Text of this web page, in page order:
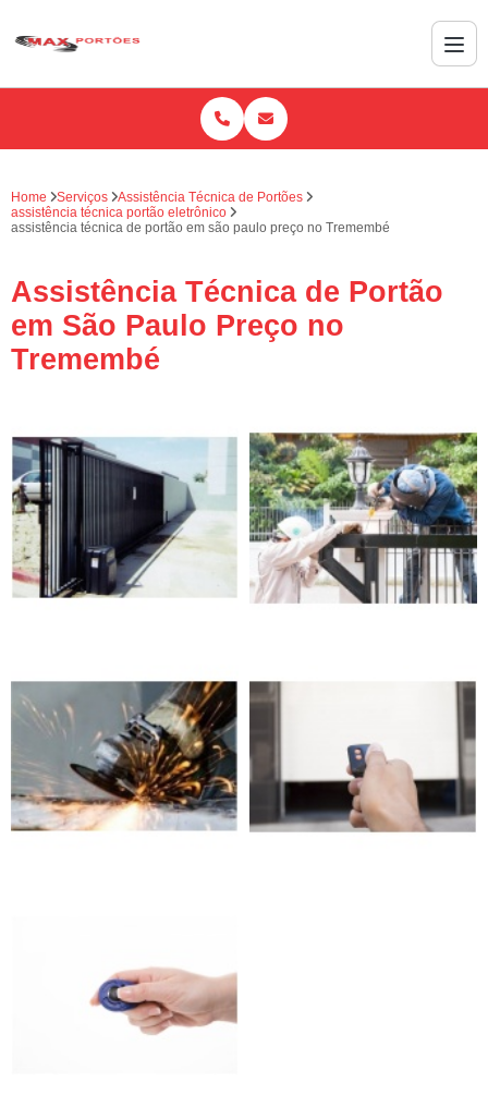
Home Serviços
Assistência Técnica de Portões
assistência técnica portão eletrônico
assistência técnica de portão em são paulo preço no Tremembé
Assistência Técnica de Portão
em São Paulo Preço no
Tremembé